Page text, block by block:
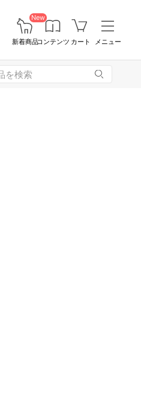
New
新着商品コンテンツ カート メニュー